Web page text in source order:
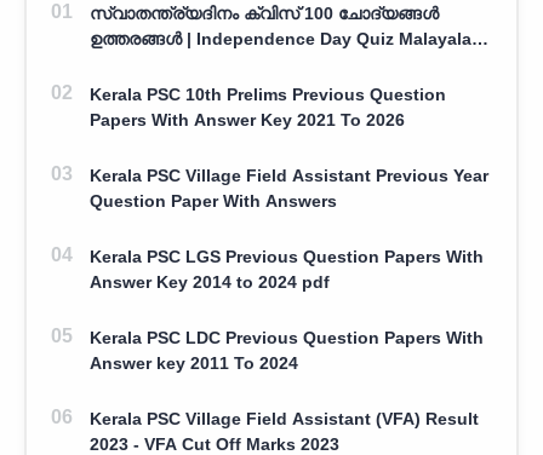
സ്വാതന്ത്ര്യദിനം ക്വിസ് 100 ചോദ്യങ്ങൾ
ഉത്തരങ്ങൾ | Independence Day Quiz Malayalam
Kerala PSC 10th Prelims Previous Question
Papers With Answer Key 2021 To 2026
Kerala PSC Village Field Assistant Previous Year
Question Paper With Answers
Kerala PSC LGS Previous Question Papers With
Answer Key 2014 to 2024 pdf
Kerala PSC LDC Previous Question Papers With
Answer key 2011 To 2024
Kerala PSC Village Field Assistant (VFA) Result
2023 - VFA Cut Off Marks 2023